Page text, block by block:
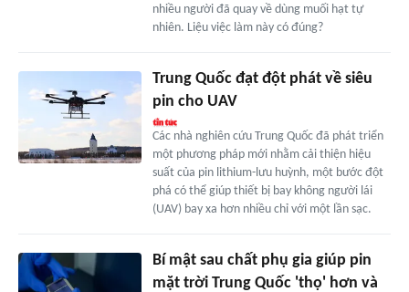
nhiều người đã quay về dùng muối hạt tự
nhiên. Liệu việc làm này có đúng?
Trung Quốc đạt đột phát về siêu
pin cho UAV
Các nhà nghiên cứu Trung Quốc đã phát triển
một phương pháp mới nhằm cải thiện hiệu
suất của pin lithium-lưu huỳnh, một bước đột
phá có thể giúp thiết bị bay không người lái
(UAV) bay xa hơn nhiều chỉ với một lần sạc.
Bí mật sau chất phụ gia giúp pin
mặt trời Trung Quốc 'thọ' hơn và